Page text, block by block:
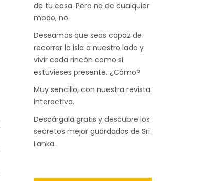
de tu casa. Pero no de cualquier
modo, no.
Deseamos que seas capaz de
recorrer la isla a nuestro lado y
vivir cada rincón como si
estuvieses presente. ¿Cómo?
Muy sencillo, con nuestra revista
interactiva.
Descárgala gratis y descubre los
secretos mejor guardados de Sri
Lanka.